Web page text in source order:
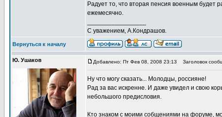
Радует то, что вторая пенсия военным будет
ежемесячно.
С уважением, А.Кондрашов.
Вернуться к началу
Ю. Ушаков Добавлено: Пт Фев 08, 2008 23:13 Заголовок
Ну что могу сказать... Молодцы, россияне!
Рад за вас искренне. И даже увидел и свою
небольшого предисловия.
Кто знаком с моими собщениями на форуме,